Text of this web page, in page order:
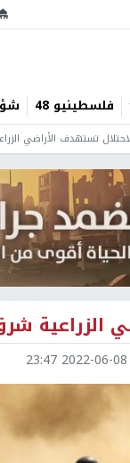
فلسطينيو 48
تستهدف الأراضي
الزراعية
2022-06-08 23:47